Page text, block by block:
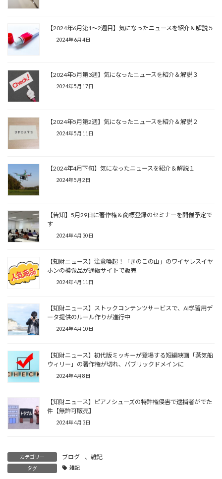
【2024年6月第1～2週目】気になったニュースを紹介＆解説５
2024年6月4日
【2024年5月第3週】気になったニュースを紹介＆解説３
2024年5月17日
【2024年5月第2週】気になったニュースを紹介＆解説２
2024年5月11日
【2024年4月下旬】気になったニュースを紹介＆解説１
2024年5月2日
【告知】5月29日に著作権＆商標登録のセミナーを開催予定で
す
2024年4月30日
【知財ニュース】注意喚起！「きのこの山」のワイヤレスイヤ
ホンの模倣品が通販サイトで販売
2024年4月11日
【知財ニュース】ストックコンテンツサービスで、AI学習用デ
ータ提供のルール作りが進行中
2024年4月10日
【知財ニュース】初代版ミッキーが登場する短編映画「蒸気船
ウィリー」の著作権が切れ、パブリックドメインに
2024年4月8日
【知財ニュース】ピアノシューズの特許権侵害で逮捕者がでた
件【無許可販売】
2024年4月3日
カテゴリー ブログ 、 雑記
タグ 雑記